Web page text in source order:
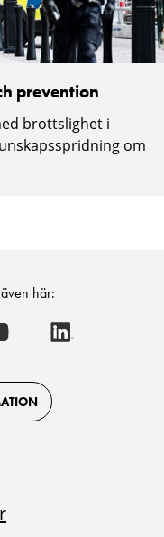
prevention
brottslighet i
om
här:
Malmö
universitet
on
Youtube